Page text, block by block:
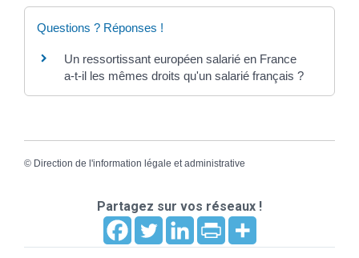
Questions ? Réponses !
Un ressortissant européen salarié en France
a-t-il les mêmes droits qu'un salarié français ?
© Direction de l'information légale et administrative
Partagez sur vos réseaux !